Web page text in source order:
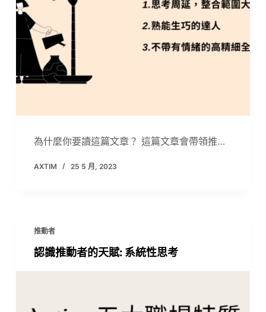
為什麼你要讀這篇文章？ 這篇文章會帶領推…
AXTIM 25 5 月, 2023
推動者
認識推動者的天賦: 系統性思考